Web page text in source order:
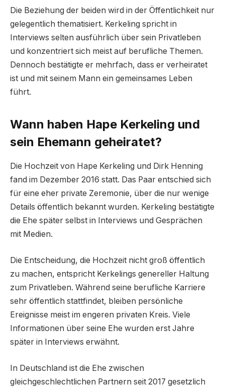
Die Beziehung der beiden wird in der Öffentlichkeit nur
gelegentlich thematisiert. Kerkeling spricht in
Interviews selten ausführlich über sein Privatleben
und konzentriert sich meist auf berufliche Themen.
Dennoch bestätigte er mehrfach, dass er verheiratet
ist und mit seinem Mann ein gemeinsames Leben
führt.
Wann haben Hape Kerkeling und
sein Ehemann geheiratet?
Die Hochzeit von Hape Kerkeling und Dirk Henning
fand im Dezember 2016 statt. Das Paar entschied sich
für eine eher private Zeremonie, über die nur wenige
Details öffentlich bekannt wurden. Kerkeling bestätigte
die Ehe später selbst in Interviews und Gesprächen
mit Medien.
Die Entscheidung, die Hochzeit nicht groß öffentlich
zu machen, entspricht Kerkelings genereller Haltung
zum Privatleben. Während seine berufliche Karriere
sehr öffentlich stattfindet, bleiben persönliche
Ereignisse meist im engeren privaten Kreis. Viele
Informationen über seine Ehe wurden erst Jahre
später in Interviews erwähnt.
In Deutschland ist die Ehe zwischen
gleichgeschlechtlichen Partnern seit 2017 gesetzlich